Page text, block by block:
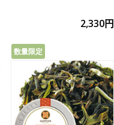
2,330円
数量限定